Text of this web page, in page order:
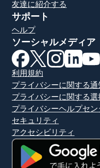
友達に紹介する
サポート
ヘルプ
ソーシャルメディア
（別ウィンドウで開
（別ウィンド
（別ウィ
（別
利用規約
プライバシーに関する通
プライバシーに関する選
プライバシーヘルプセン
セキュリティ
アクセシビリティ